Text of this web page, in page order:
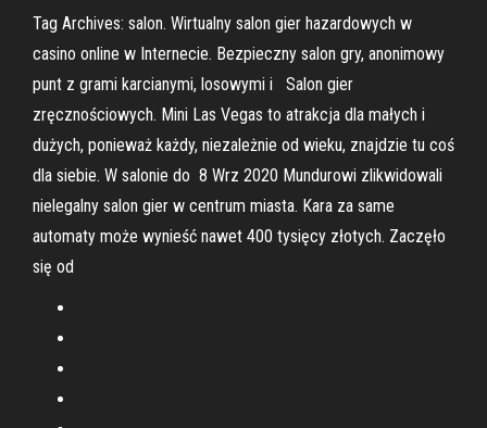
Tag Archives: salon. Wirtualny salon gier hazardowych w
casino online w Internecie. Bezpieczny salon gry, anonimowy
punt z grami karcianymi, losowymi i Salon gier
zręcznościowych. Mini Las Vegas to atrakcja dla małych i
dużych, ponieważ każdy, niezależnie od wieku, znajdzie tu coś
dla siebie. W salonie do 8 Wrz 2020 Mundurowi zlikwidowali
nielegalny salon gier w centrum miasta. Kara za same
automaty może wynieść nawet 400 tysięcy złotych. Zaczęło
się od